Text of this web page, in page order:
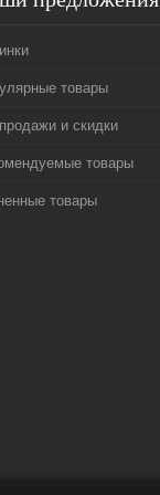
товары
и скидки
товары
товары